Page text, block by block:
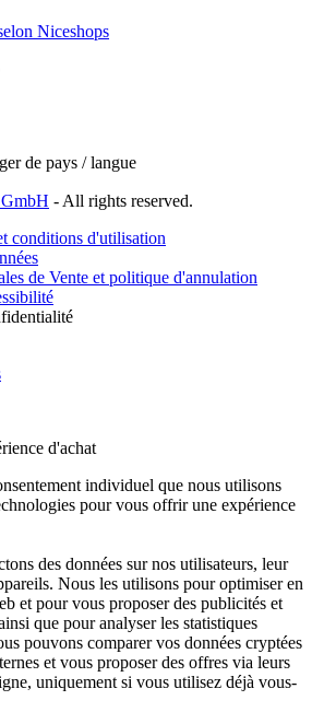
Niceshops
de pays / langue
- All rights reserved.
conditions d'utilisation
de Vente et politique d'annulation
d'achat
individuel que nous utilisons
pour vous offrir une expérience
des données sur nos utilisateurs, leur
Nous les utilisons pour optimiser en
et pour vous proposer des publicités et
que pour analyser les statistiques
pouvons comparer vos données cryptées
et vous proposer des offres via leurs
uniquement si vous utilisez déjà vous-